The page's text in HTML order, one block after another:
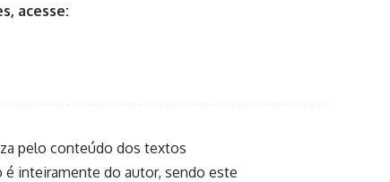
acesse:
pelo conteúdo dos textos
inteiramente do autor, sendo este